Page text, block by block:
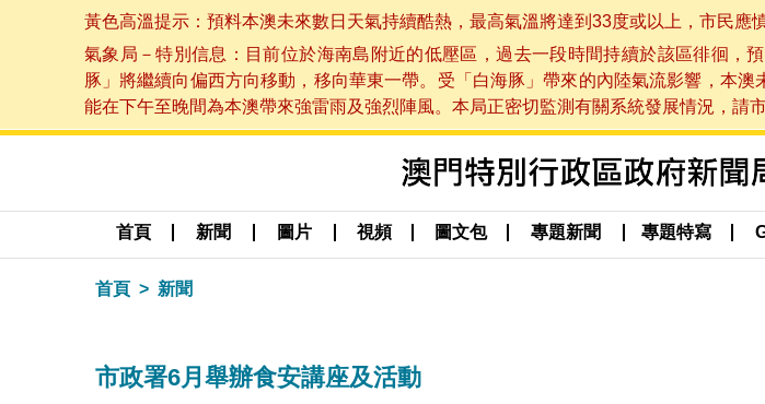
黃色高溫提示：預料本澳未來數日天氣持續酷熱，最高氣溫將達到33度或以上，市民
氣象局－特別信息：目前位於海南島附近的低壓區，過去一段時間持續於該區徘徊，
豚」將繼續向偏西方向移動，移向華東一帶。受「白海豚」帶來的內陸氣流影響，本
能在下午至晚間為本澳帶來強雷雨及強烈陣風。本局正密切監測有關系統發展情況，
首頁 新聞 圖片 視頻 圖文包 專題新聞 專題特寫
首頁 新聞
市政署6月舉辦食安講座及活動